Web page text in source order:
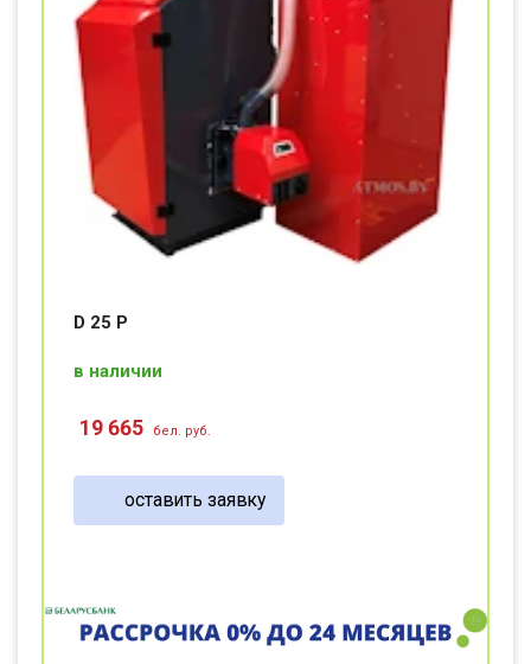
D 25 P
в наличии
19 665 бел. руб.
оставить заявку